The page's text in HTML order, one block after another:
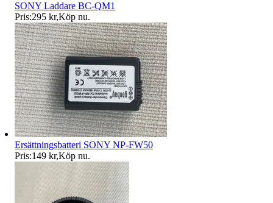
SONY Laddare BC-QM1
Pris:295 kr,Köp nu.
Ersättningsbatteri SONY NP-FW50
Pris:149 kr,Köp nu.